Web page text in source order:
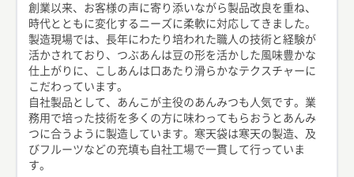
創業以来、お客様の声に寄り添いながら製品改良を重ね、
時代とともに変化するニーズに柔軟に対応してきました。
製造現場では、長年にわたり培われた職人の技術と経験が
活かされており、つぶあんは豆の形を活かした風味豊かな
仕上がりに、こしあんは口あたり滑らかなテクスチャーに
こだわっています。
自社製品として、あんこが主役のあんみつも人気です。業
務用で培った技術を多くの方に味わってもらおうとあんみ
つに合うように製造しています。寒天袋は寒天の製造、及
びフルーツなどの充填も自社工場で一貫して行っていま
す。